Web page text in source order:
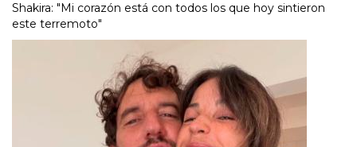
Shakira: "Mi corazón está con todos los que hoy sintieron
este terremoto"